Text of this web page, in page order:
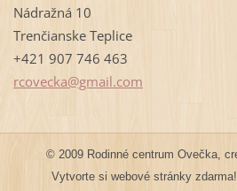
Nádražná 10
Trenčianske Teplice
+421 907 746 463
rcovecka@gmail.com
© 2009 Rodinné centrum Ovečka,
Vytvorte si webové stránky zdarma!